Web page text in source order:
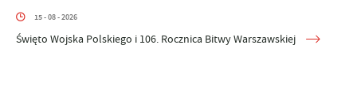
15 - 08 - 2026
Święto Wojska Polskiego i 106. Rocznica Bitwy Warszawskiej